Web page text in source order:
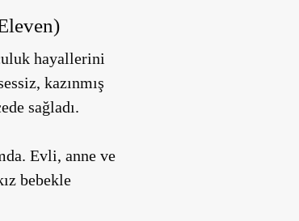
hayallerini
kazınmış
sağladı.
Evli, anne ve
bebekle